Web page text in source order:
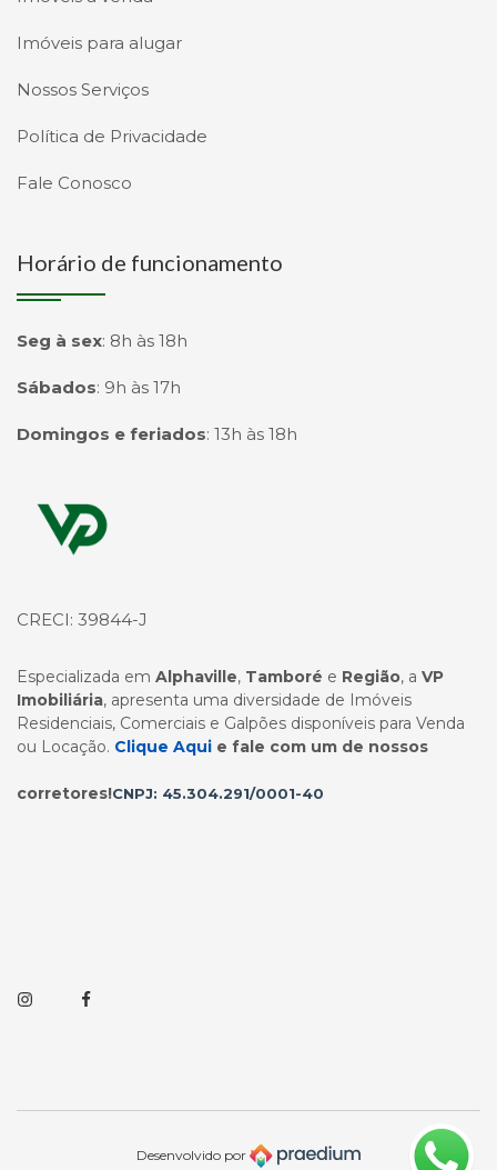
Imóveis para alugar
Nossos Serviços
Política de Privacidade
Fale Conosco
Horário de funcionamento
Seg à sex: 8h às 18h
Sábados: 9h às 17h
Domingos e feriados: 13h às 18h
Página inicial
CRECI: 39844-J
Especializada em Alphaville, Tamboré e Região, a VP
Imobiliária, apresenta uma diversidade de Imóveis
Residenciais, Comerciais e Galpões disponíveis para Venda
ou Locação. Clique Aqui e fale com um de nossos
corretores!CNPJ: 45.304.291/0001-40
InstagramFacebook
Desenvolvido por